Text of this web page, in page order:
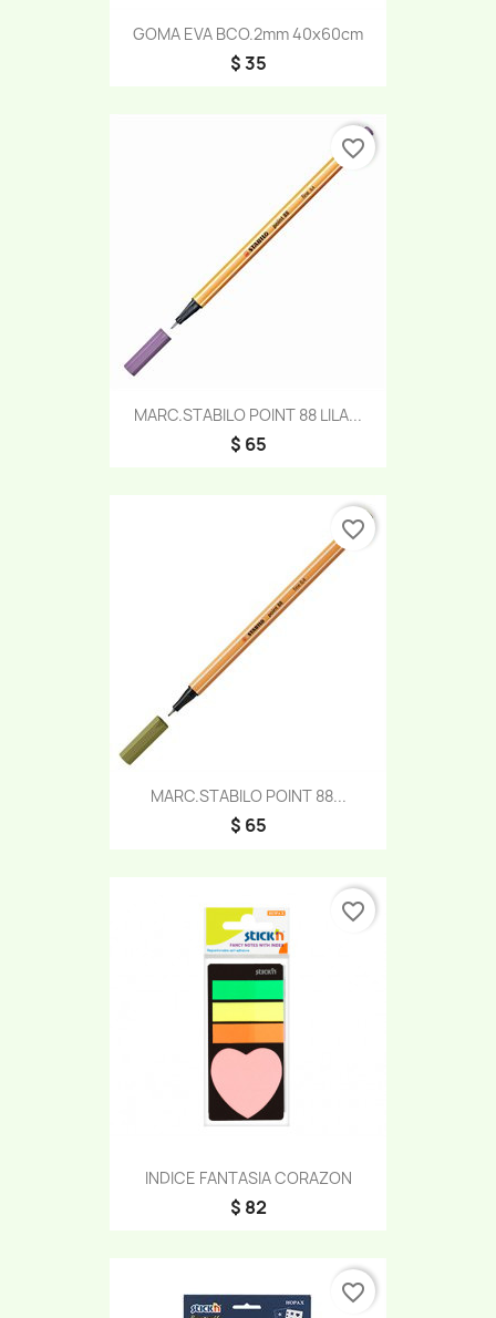
GOMA EVA BCO.2mm 40x60cm
$ 35
MARC.STABILO POINT 88 LILA...
$ 65
favorite_border
MARC.STABILO POINT 88...
$ 65
favorite_border
INDICE FANTASIA CORAZON
$ 82
favorite_border
favorite_border